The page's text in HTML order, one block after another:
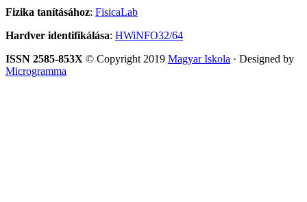
Fizika tanításához: FisicaLab
Hardver identifikálása: HWiNFO32/64
ISSN 2585-853X © Copyright 2019 Magyar Iskola · Designed by
Microgramma